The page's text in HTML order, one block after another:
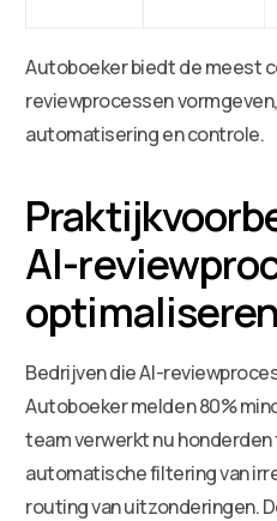
Autoboeker biedt de meest
reviewprocessen
automatisering en controle.
AI-
optimaliseren
Bedrijven die AI-
Autoboeker melden 80%
team verwerkt nu
automatische filtering van
routing van uitzonderingen.